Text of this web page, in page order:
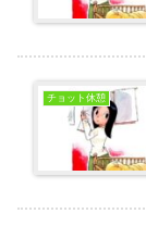
チョット休憩